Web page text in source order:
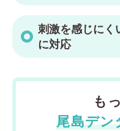
刺激を感じにく
に対応
も
尾島デン